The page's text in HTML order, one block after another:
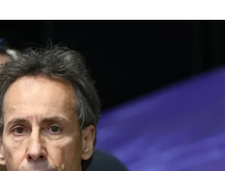
1 – "מרלן"
הפועל תל אביב
הפועל באר שבע
מכבי נתניה
בני יהודה